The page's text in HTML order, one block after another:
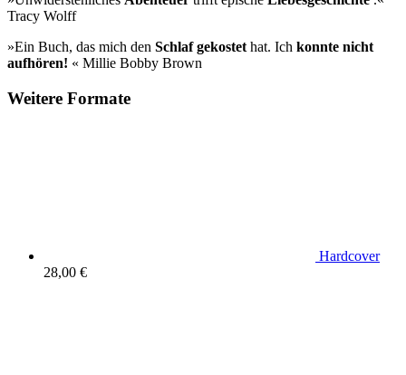
Tracy Wolff
»Ein Buch, das mich den Schlaf gekostet hat. Ich konnte nicht
aufhören! « Millie Bobby Brown
Weitere Formate
Hardcover
28,00 €